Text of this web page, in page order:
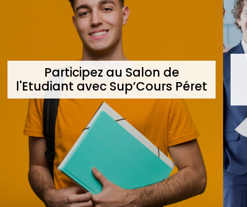
Participez au Salon de
l'Etudiant avec Sup’Cours Péret